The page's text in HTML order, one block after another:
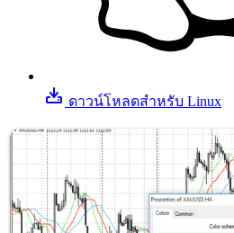
ดาวน์โหลดสําหรับ Linux